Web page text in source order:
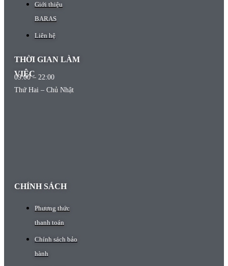
Giới thiệu
BARAS
Liên hệ
THỜI GIAN LÀM
VIỆC
09:00 – 22:00
Thứ Hai – Chủ Nhật
CHÍNH SÁCH
Phương thức
thanh toán
Chính sách bảo
hành